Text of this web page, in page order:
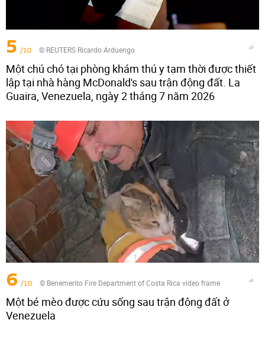
5 /10 © REUTERS Ricardo Arduengo
Một chú chó tại phòng khám thú y tạm thời được thiết
lập tại nhà hàng McDonald's sau trận động đất. La
Guaira, Venezuela, ngày 2 tháng 7 năm 2026
6 /10 © Benemerito Fire Department of Costa Rica video frame
Một bé mèo được cứu sống sau trận động đất ở
Venezuela